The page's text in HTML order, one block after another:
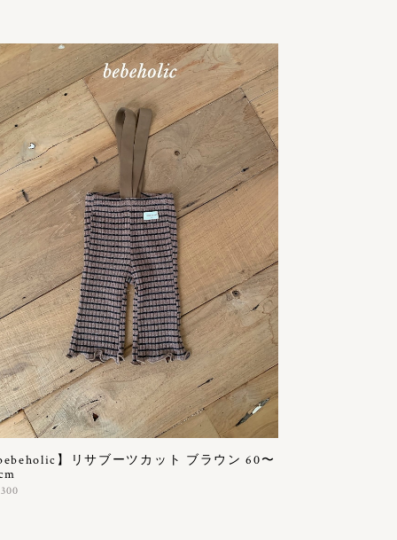
】リサブーツカット ブラウン 60〜